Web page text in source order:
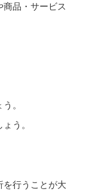
品・サービス
。
う。
を行うことが大